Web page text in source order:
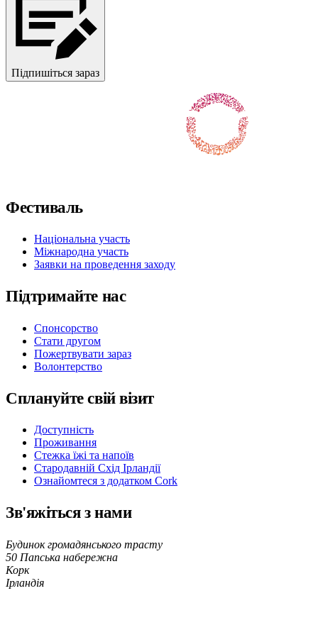
Підпишіться зараз
Фестиваль
Національна участь
Міжнародна участь
Заявки на проведення заходу
Підтримайте нас
Спонсорство
Стати другом
Пожертвувати зараз
Волонтерство
Сплануйте свій візит
Доступність
Проживання
Стежка їжі та напоїв
Стародавній Схід Ірландії
Ознайомтеся з додатком Cork
Зв'яжіться з нами
Будинок громадянського трасту
50 Папська набережна
Корк
Ірландія